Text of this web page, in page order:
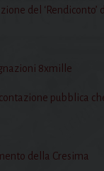
del ‘Rendiconto’
8xmille
pubblica
della Cresima